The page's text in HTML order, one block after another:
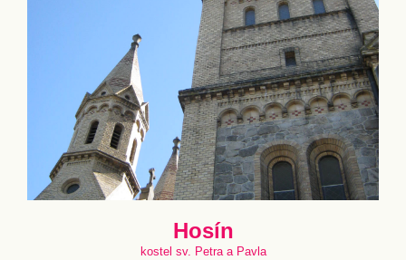
Hosín
kostel sv. Petra a Pavla